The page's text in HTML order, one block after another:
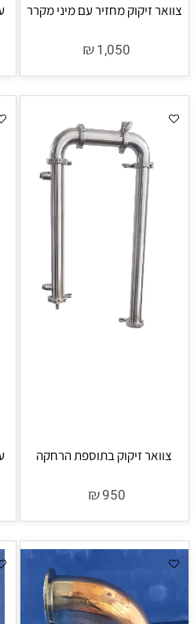
צוואר זיקוק מחזיר עם מיני מקרר
₪1,050
צוואר זיקוק בתוספת הרחקה
₪950